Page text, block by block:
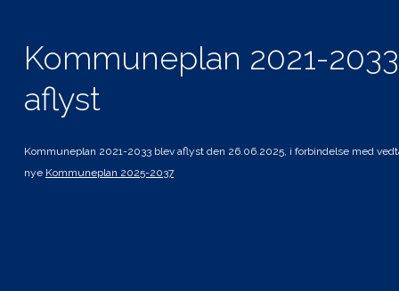
Kommuneplan 2021-
aflyst
Kommuneplan 2021-2033 blev aflyst den 26.06.2025, i forbindelse med
nye Kommuneplan 2025-2037
Genveje
Planer i høring
Andre planer og strategier